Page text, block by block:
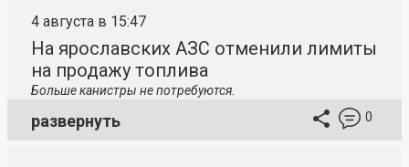
4 августа в 15:47
На ярославских АЗС отменили лимиты
на продажу топлива
Больше канистры не потребуются.
развернуть 0